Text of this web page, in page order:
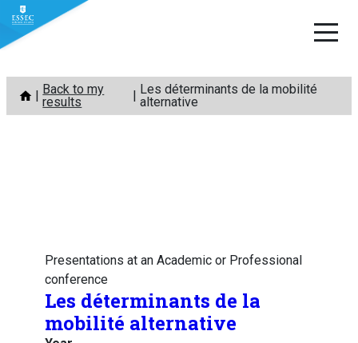
Skip
content
Back to my
results
Les déterminants de la mobilité
alternative
Presentations at an Academic or Professional
conference
Les déterminants de la
mobilité alternative